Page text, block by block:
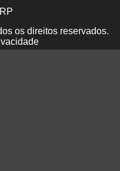
os direitos reservados.